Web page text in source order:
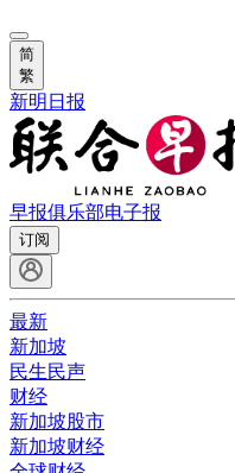
简
繁
新明日报
早报俱乐部电子报
订阅
最新
新加坡
民生民声
财经
新加坡股市
新加坡财经